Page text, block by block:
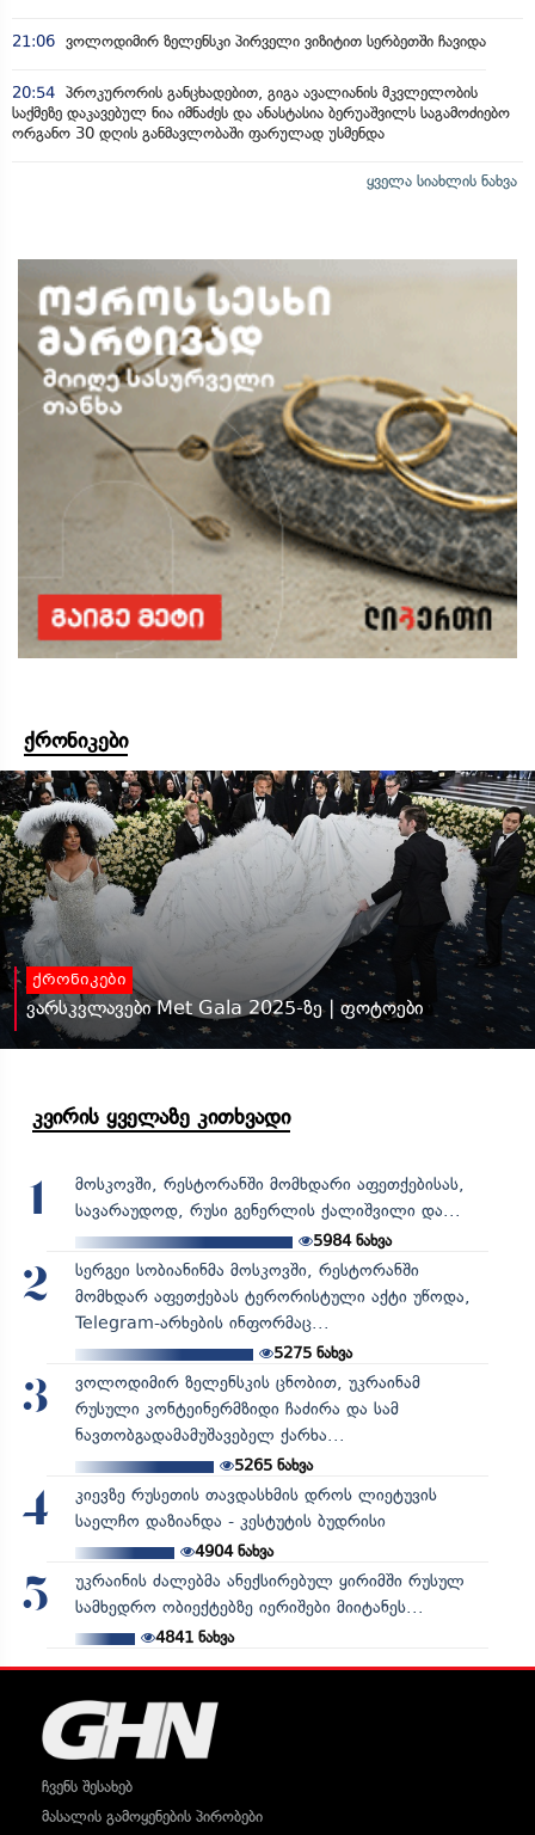
21:06 ვოლოდიმირ ზელენსკი პირველი ვიზიტით სერბეთში ჩავიდა
20:54 პროკურორის განცხადებით, გიგა ავალიანის მკვლელობის
საქმეზე დაკავებულ ნია იმნაძეს და ანასტასია ბერუაშვილს საგამოძიებო
ორგანო 30 დღის განმავლობაში ფარულად უსმენდა
ყველა სიახლის ნახვა
ქრონიკები
ქრონიკები
ვარსკვლავები Met Gala 2025-ზე | ფოტოები
კვირის ყველაზე კითხვადი
1
მოსკოვში, რესტორანში მომხდარი აფეთქებისას,
სავარაუდოდ, რუსი გენერლის ქალიშვილი და...
5984ნახვა
2
სერგეი სობიანინმა მოსკოვში, რესტორანში
მომხდარ აფეთქებას ტერორისტული აქტი უწოდა,
Telegram-არხების ინფორმაც...
5275ნახვა
3
ვოლოდიმირ ზელენსკის ცნობით, უკრაინამ
რუსული კონტეინერმზიდი ჩაძირა და სამ
ნავთობგადამამუშავებელ ქარხა...
5265ნახვა
4
კიევზე რუსეთის თავდასხმის დროს ლიეტუვის
საელჩო დაზიანდა - კესტუტის ბუდრისი
4904ნახვა
5
უკრაინის ძალებმა ანექსირებულ ყირიმში რუსულ
სამხედრო ობიექტებზე იერიშები მიიტანეს...
4841ნახვა
ჩვენს შესახებ
მასალის გამოყენების პირობები